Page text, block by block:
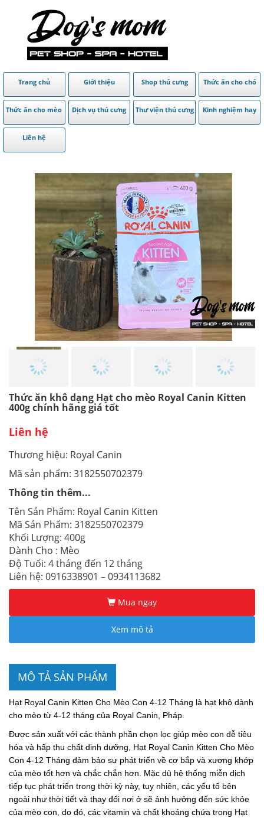
Trang chủ Giới thiệu Shop thú cưng Thức ăn cho chó
Thức ăn cho mèo Dịch vụ thú cưng Thư viện thú cưng Kinh nghiệm hay
Liên hệ
Thức ăn khô dạng Hạt cho mèo Royal Canin Kitten
400g chính hãng giá tốt
Liên hệ
Thương hiệu: Royal Canin
Mã sản phẩm: 3182550702379
Thông tin thêm...
Tên Sản Phẩm: Royal Canin Kitten
Mã Sản Phẩm: 3182550702379
Khối Lượng: 400g
Dành Cho : Mèo
Độ Tuổi: 4 tháng đến 12 tháng
Liên hệ: 0916338901 – 0934113682
Mua ngay
Xem mô tả
MÔ TẢ SẢN PHẨM
Hạt Royal Canin Kitten Cho Mèo Con 4-12 Tháng là hạt khô dành
cho mèo từ 4-12 tháng của Royal Canin, Pháp.
Được sản xuất với các thành phần chọn lọc giúp mèo con dễ tiêu
hóa và hấp thu chất dinh dưỡng, Hạt Royal Canin Kitten Cho Mèo
Con 4-12 Tháng đảm bảo sự phát triển về cơ bắp và xương khớp
của mèo tốt hơn và chắc chắn hơn. Mặc dù hệ thống miễn dịch
tiếp tục phát triển trong thời kỳ này, tuy nhiên, các yếu tố bên
ngoài như thời tiết và thay đổi nơi ở sẽ ảnh hưởng đến sức khỏe
của mèo con, do đó, các vitamin và chất khoáng chứa trong Hạt